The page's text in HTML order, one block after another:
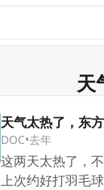
天
天气太热了，东
DOC•去年
这两天太热了，
上次约好打羽毛